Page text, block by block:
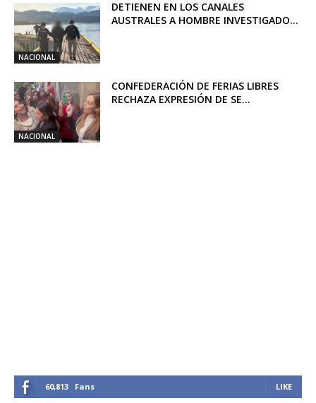
NACIONAL
DETIENEN EN LOS CANALES
AUSTRALES A HOMBRE INVESTIGADO...
NACIONAL
CONFEDERACIÓN DE FERIAS LIBRES
RECHAZA EXPRESIÓN DE SE...
60,813 Fans LIKE